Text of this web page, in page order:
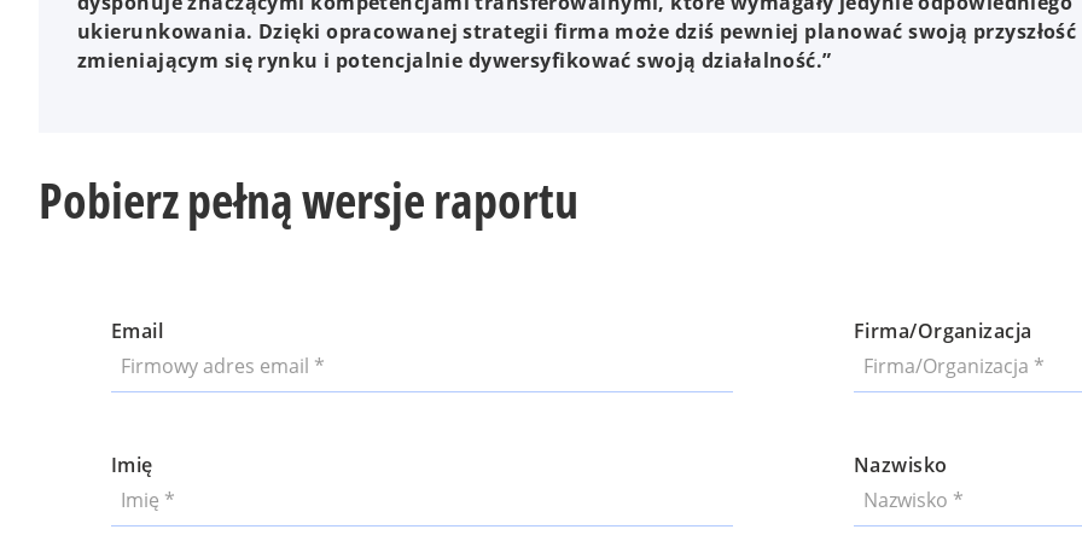
ukierunkowania. Dzięki opracowanej strategii firma może dziś pewniej planować swoją przyszłość
zmieniającym się rynku i potencjalnie dywersyfikować swoją działalność.”
Pobierz pełną wersje raportu
Email Firma/Organizacja
Imię Nazwisko